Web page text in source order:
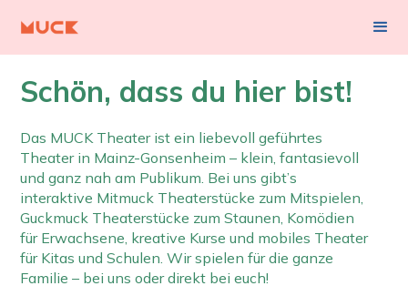
Schön, dass du hier bist!
Das MUCK Theater ist ein liebevoll geführtes
Theater in Mainz-Gonsenheim – klein, fantasievoll
und ganz nah am Publikum. Bei uns gibt’s
interaktive Mitmuck Theaterstücke zum Mitspielen,
Guckmuck Theaterstücke zum Staunen, Komödien
für Erwachsene, kreative Kurse und mobiles Theater
für Kitas und Schulen. Wir spielen für die ganze
Familie – bei uns oder direkt bei euch!